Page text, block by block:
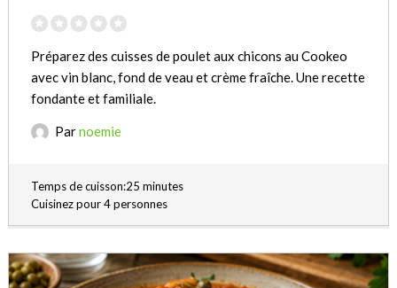
Préparez des cuisses de poulet aux chicons au Cookeo
avec vin blanc, fond de veau et crème fraîche. Une recette
fondante et familiale.
Parnoemie
Temps de cuisson:25 minutes
Cuisinez pour 4 personnes